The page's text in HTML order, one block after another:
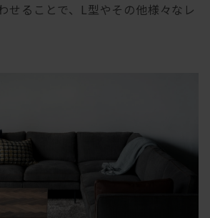
せることで、L型やその他様々なレ